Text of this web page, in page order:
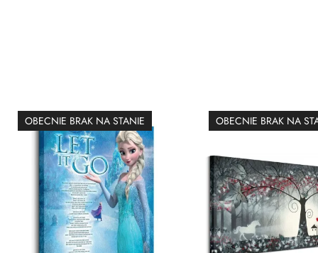
OBECNIE BRAK NA STANIE OBECNIE BRAK NA